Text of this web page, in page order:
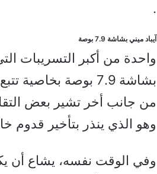
.
آيباد ميني بشاشة 7.9 بوصة
واحدة من أكبر التسريبات
من جانب أخر تشير بعض
وهو الذي ينذر بتأخير قدوم
وفي الوقت نفسه، يشاع أن